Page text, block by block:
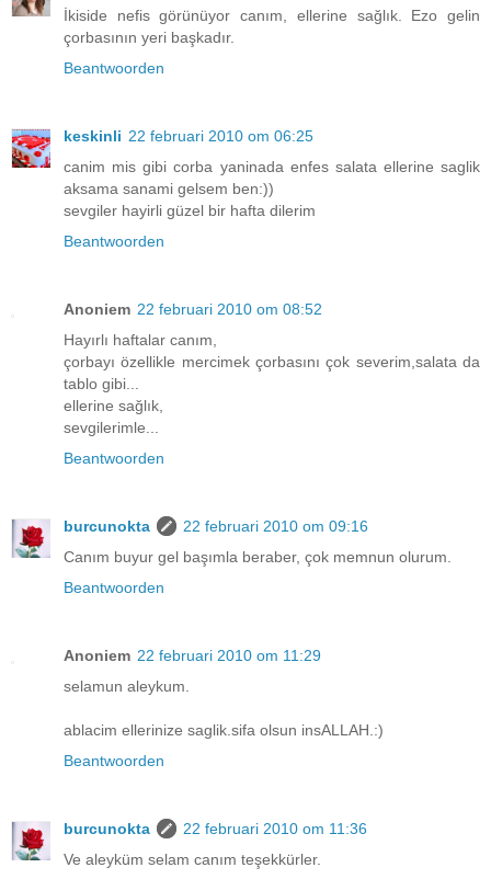
İkiside nefis görünüyor canım, ellerine sağlık. Ezo gelin
çorbasının yeri başkadır.
Beantwoorden
keskinli 22 februari 2010 om 06:25
canim mis gibi corba yaninada enfes salata ellerine saglik
aksama sanami gelsem ben:))
sevgiler hayirli güzel bir hafta dilerim
Beantwoorden
Anoniem 22 februari 2010 om 08:52
Hayırlı haftalar canım,
çorbayı özellikle mercimek çorbasını çok severim,salata da
tablo gibi...
ellerine sağlık,
sevgilerimle...
Beantwoorden
burcunokta
22 februari 2010 om 09:16
Canım buyur gel başımla beraber, çok memnun olurum.
Beantwoorden
Anoniem 22 februari 2010 om 11:29
selamun aleykum.
ablacim ellerinize saglik.sifa olsun insALLAH.:)
Beantwoorden
burcunokta
22 februari 2010 om 11:36
Ve aleyküm selam canım teşekkürler.